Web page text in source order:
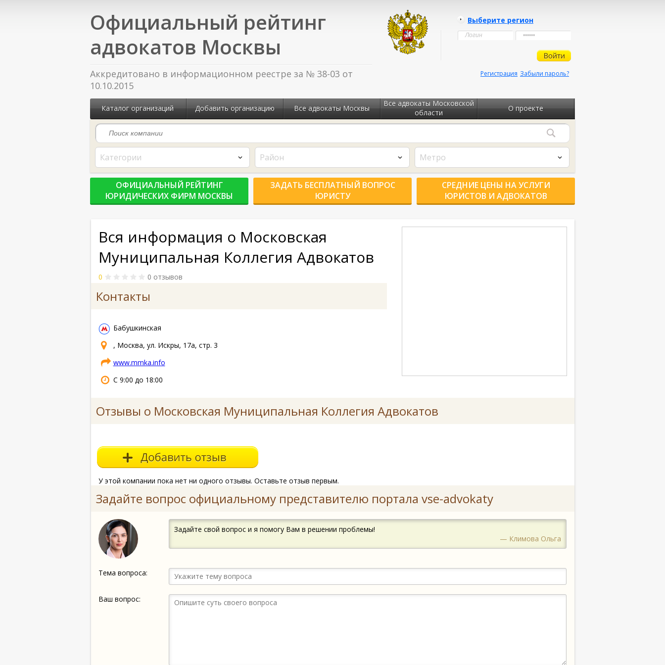
Официальный рейтинг
адвокатов Москвы
Аккредитовано в информационном реестре за № 38-03 от
10.10.2015
Выберите регион
Забыли пароль?
Регистрация
Каталог организаций Добавить организацию Все адвокаты Москвы
Все адвокаты Московской
области
О проекте
Категории Район Метро
ОФИЦИАЛЬНЫЙ РЕЙТИНГ
ЮРИДИЧЕСКИХ ФИРМ МОСКВЫ
ЗАДАТЬ БЕСПЛАТНЫЙ ВОПРОС
ЮРИСТУ
СРЕДНИЕ ЦЕНЫ НА УСЛУГИ
ЮРИСТОВ И АДВОКАТОВ
Вся информация о Московская
Муниципальная Коллегия Адвокатов
0 0 отзывов
Контакты
Бабушкинская
, Москва, ул. Искры, 17а, стр. 3
www.mmka.info
С 9:00 до 18:00
Отзывы о Московская Муниципальная Коллегия Адвокатов
У этой компании пока нет ни одного отзывы. Оставьте отзыв первым.
Задайте вопрос официальному представителю портала vse-advokaty
Задайте свой вопрос и я помогу Вам в решении проблемы!
— Климова Ольга
Тема вопроса:
Ваш вопрос: